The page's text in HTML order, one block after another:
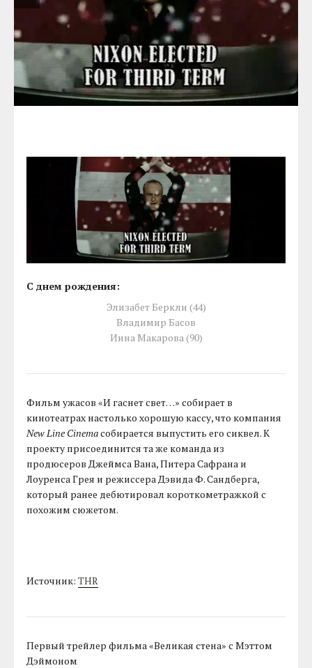
С днем рождения:
Элизабет Беркли (44)
Владимир Басов
Инна Макарова (90)
Фильм ужасов «И гаснет свет…» собирает в
кинотеатрах настолько хорошую кассу, что компания
New Line Cinemaсобирается выпустить его сиквел. К
проекту присоединится та же команда из
продюсеров Джеймса Вана, Питера Сафрана и
Лоуренса Грея и режиссера Дэвида Ф. Сандберга,
который ранее дебютировал короткометражкой с
похожим сюжетом.
Источник:THR
Первый трейлер фильма «Великая стена» с Мэттом
Дэймоном